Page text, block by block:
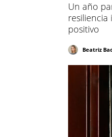
Un año
positivo
Beatriz